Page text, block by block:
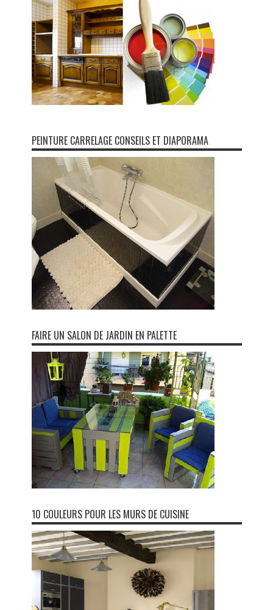
PEINTURE CARRELAGE CONSEILS ET DIAPORAMA
FAIRE UN SALON DE JARDIN EN PALETTE
10 COULEURS POUR LES MURS DE CUISINE